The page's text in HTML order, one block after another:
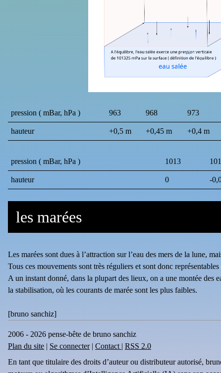
pression ( mBar, hPa ) 963 968 973
hauteur +0,5 m +0,45 m +0,4 m
pression ( mBar, hPa ) 1013
hauteur 0 -
les marées
Les marées sont dues à l’attraction sur l’eau des mers de la lune,
Tous ces mouvements sont très réguliers et sont donc
A un instant donné, dans la plupart des lieux, on a une montée des
la stabilisation, où les courants de marée sont les plus faibles.
[bruno sanchiz]
2006 - 2026 pense-bête de bruno sanchiz
Plan du site | Se connecter| Contact | RSS 2.0
En tant que titulaire des droits d’auteur ou distributeur autorisé,